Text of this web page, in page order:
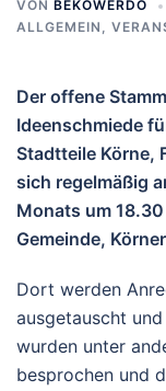
VON BEKOWERDO
ALLGEMEIN ,
Der offene
Ideenschmiede
Stadtteile Körne,
sich regelmäßig
Monats um 18.30
Gemeinde,
Dort werden
ausgetauscht
wurden unter
besprochen und